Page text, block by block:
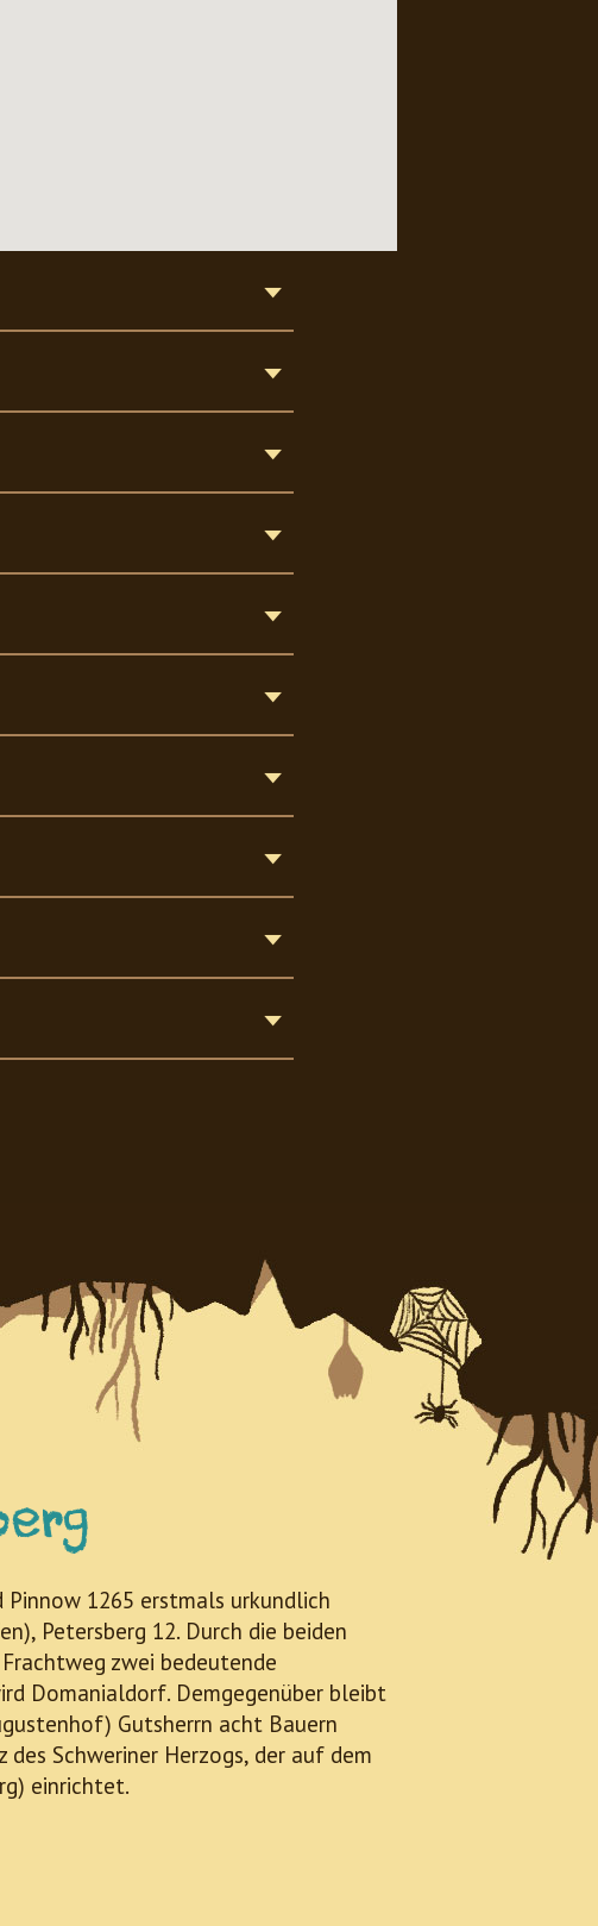
1265 erstmals urkundlich
Petersberg 12. Durch die beiden
zwei bedeutende
Domanialdorf. Demgegenüber bleibt
Gutsherrn acht Bauern
Schweriner Herzogs, der auf dem
einrichtet.